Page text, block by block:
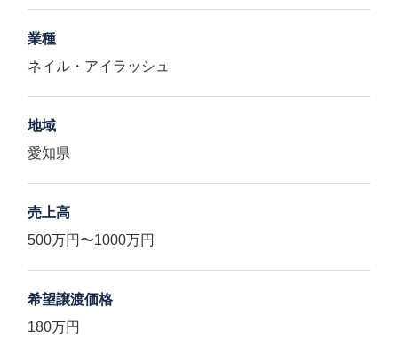
業種
ネイル・アイラッシュ
地域
愛知県
売上高
500万円〜1000万円
希望譲渡価格
180万円